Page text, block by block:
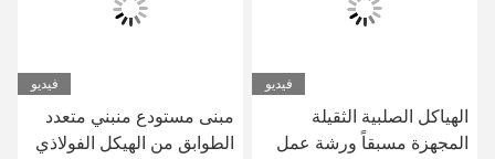
فيديو
الهياكل الصلبية الثقيلة
المجهزة مسبقاً ورشة عمل
فيديو
مبنى مستودع منبني متعدد
الطوابق من الهيكل الفولاذي